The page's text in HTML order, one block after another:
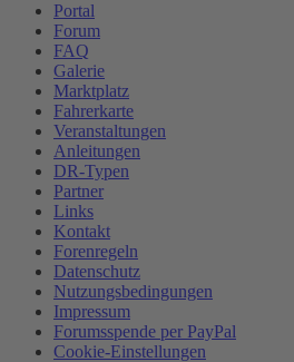
Portal
Forum
FAQ
Galerie
Marktplatz
Fahrerkarte
Veranstaltungen
Anleitungen
DR-Typen
Partner
Links
Kontakt
Forenregeln
Datenschutz
Nutzungsbedingungen
Impressum
Forumsspende per PayPal
Cookie-Einstellungen